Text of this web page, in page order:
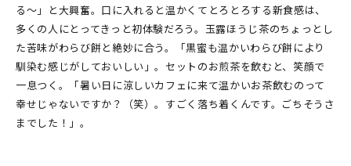
る〜」と大興奮。口に入れると温かくてとろとろする新食感は、
多くの人にとってきっと初体験だろう。玉露ほうじ茶のちょっとし
た苦味がわらび餅と絶妙に合う。「黒蜜も温かいわらび餅により
馴染む感じがしておいしい」。セットのお煎茶を飲むと、笑顔で
一息つく。「暑い日に涼しいカフェに来て温かいお茶飲むのって
幸せじゃないですか？（笑）。すごく落ち着くんです。ごちそうさ
までした！」。